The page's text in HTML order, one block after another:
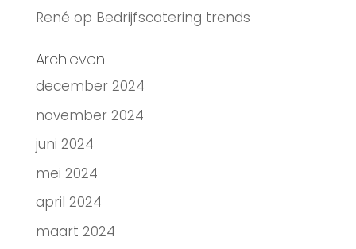
René op Bedrijfscatering trends
Archieven
december 2024
november 2024
juni 2024
mei 2024
april 2024
maart 2024